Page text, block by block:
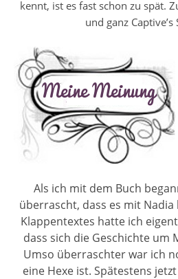
kennt, ist es fast schon zu spät.
und ganz
Als ich mit dem Buch
überrascht, dass es mit
Klappentextes hatte ich
dass sich die Geschichte um
Umso überraschter war ich
eine Hexe ist. Spätestens